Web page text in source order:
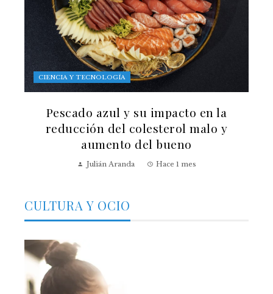
CIENCIA Y TECNOLOGÍA
Pescado azul y su impacto en la
reducción del colesterol malo y
aumento del bueno
Julián Aranda Hace 1 mes
CULTURA Y OCIO